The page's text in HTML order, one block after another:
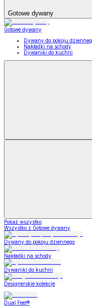
Gotowe dywany
Gotowe dywany
Dywany do pokoju
Nakładki na schody
Dywaniki do kuchni
Pokaż wszystko
Wszystko z Gotowe dywany
Dywany do pokoju dziennego
Nakładki na schody
Dywaniki do kuchni
Designerskie kolekcje
Dual Feel®